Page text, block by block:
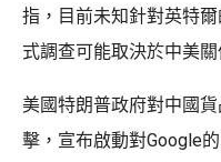
指，目前未知針對英特
式調查可能取決於中美關
美國特朗普政府對中國
擊，宣布啟動對Google